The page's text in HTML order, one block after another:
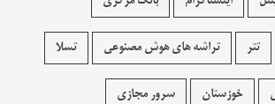
تتر تراشه های هوش مصنوعی تسلا
خوزستان سرور مجازی